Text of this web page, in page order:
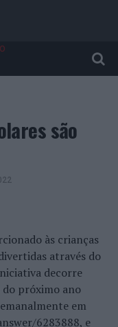
são
às crianças
através do
decorre
próximo ano
em
6283888, e